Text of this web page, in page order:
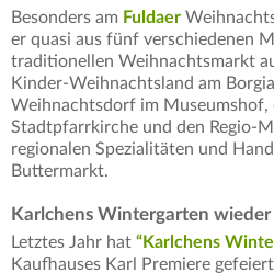
Besonders am Fuldaer
er quasi aus fünf verschiedenen
traditionellen Weihnachtsmarkt
Kinder-Weihnachtsland am
Weihnachtsdorf im
Stadtpfarrkirche und den Regio-
regionalen Spezialitäten und
Buttermarkt.
Karlchens Wintergarten
Letztes Jahr hat “Karlchens
Kaufhauses Karl Premiere